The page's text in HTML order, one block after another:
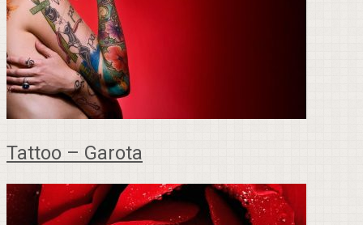
Tattoo – Garota